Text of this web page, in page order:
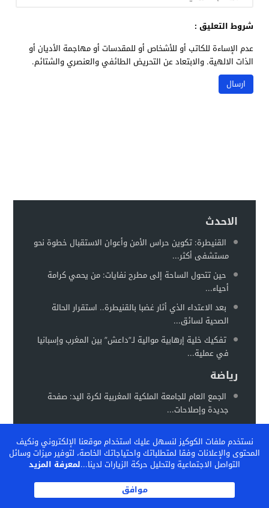
شروط التعليق :
عدم الإساءة للكاتب أو للأشخاص أو للمقدسات أو مهاجمة الأديان أو
الذات الالهية. والابتعاد عن التحريض الطائفي والعنصري والشتائم.
الاحدث
القنيطرة: تكوين حراس الأمن وأعوان الاستقبال خطوة نحو
مستشفى أكثر...
حين تتحول الساحة إلى مطرح نفايات: من يحمي كرامة
أحياء...
بعد الاعتداء الذي أثار غضبا بالقنيطرة.. استقرار الحالة
الصحية لسائق...
تفكيك خلية إرهابية موالية لـ”داعش” بين المغرب وإسبانيا
في عملية...
رياضة
الجمع العام للجامعة الملكية المغربية لكرة اليد: صفحة
جديدة وإصلاحات...
جديد خلال...
الفيفا تشيد بالنموذج المغربي لتكوين المواهب… والمغرب
الكاف بين تثبيت المكاسب وإعادة رسم خريطة الكرة
نستخدم ملفات الكوكيز لنسهل عليك استخدام موقعنا الإلكتروني ونكيف
المحتوى والإعلانات وفقا لمتطلباتك واحتياجاتك الخاصة، لتوفير ميزات وسائل
التواصل الاجتماعية ولتحليل حركة الزيارات لدينا...لمعرفة المزيد
موافق